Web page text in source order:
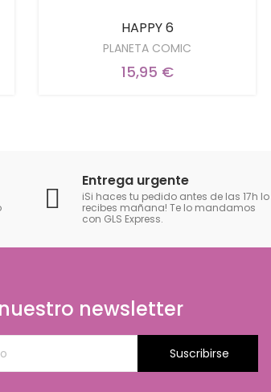
HAPPY 6
PLANETA COMIC
15,95 €
Entrega urgente
iSi haces tu pedido antes de las 17h lo
recibes mañana! Te lo mandamos
con GLS Express.
newsletter
Suscribirse